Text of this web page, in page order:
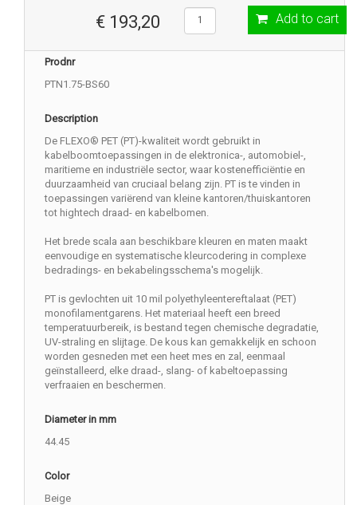
€ 193,20 Add to cart
Prodnr
PTN1.75-BS60
Description
De FLEXO® PET (PT)-kwaliteit wordt gebruikt in
kabelboomtoepassingen in de elektronica-, automobiel-,
maritieme en industriële sector, waar kostenefficiëntie en
duurzaamheid van cruciaal belang zijn. PT is te vinden in
toepassingen variërend van kleine kantoren/thuiskantoren
tot hightech draad- en kabelbomen.
Het brede scala aan beschikbare kleuren en maten maakt
eenvoudige en systematische kleurcodering in complexe
bedradings- en bekabelingsschema's mogelijk.
PT is gevlochten uit 10 mil polyethyleentereftalaat (PET)
monofilamentgarens. Het materiaal heeft een breed
temperatuurbereik, is bestand tegen chemische degradatie,
UV-straling en slijtage. De kous kan gemakkelijk en schoon
worden gesneden met een heet mes en zal, eenmaal
geïnstalleerd, elke draad-, slang- of kabeltoepassing
verfraaien en beschermen.
Diameter in mm
44.45
Color
Beige